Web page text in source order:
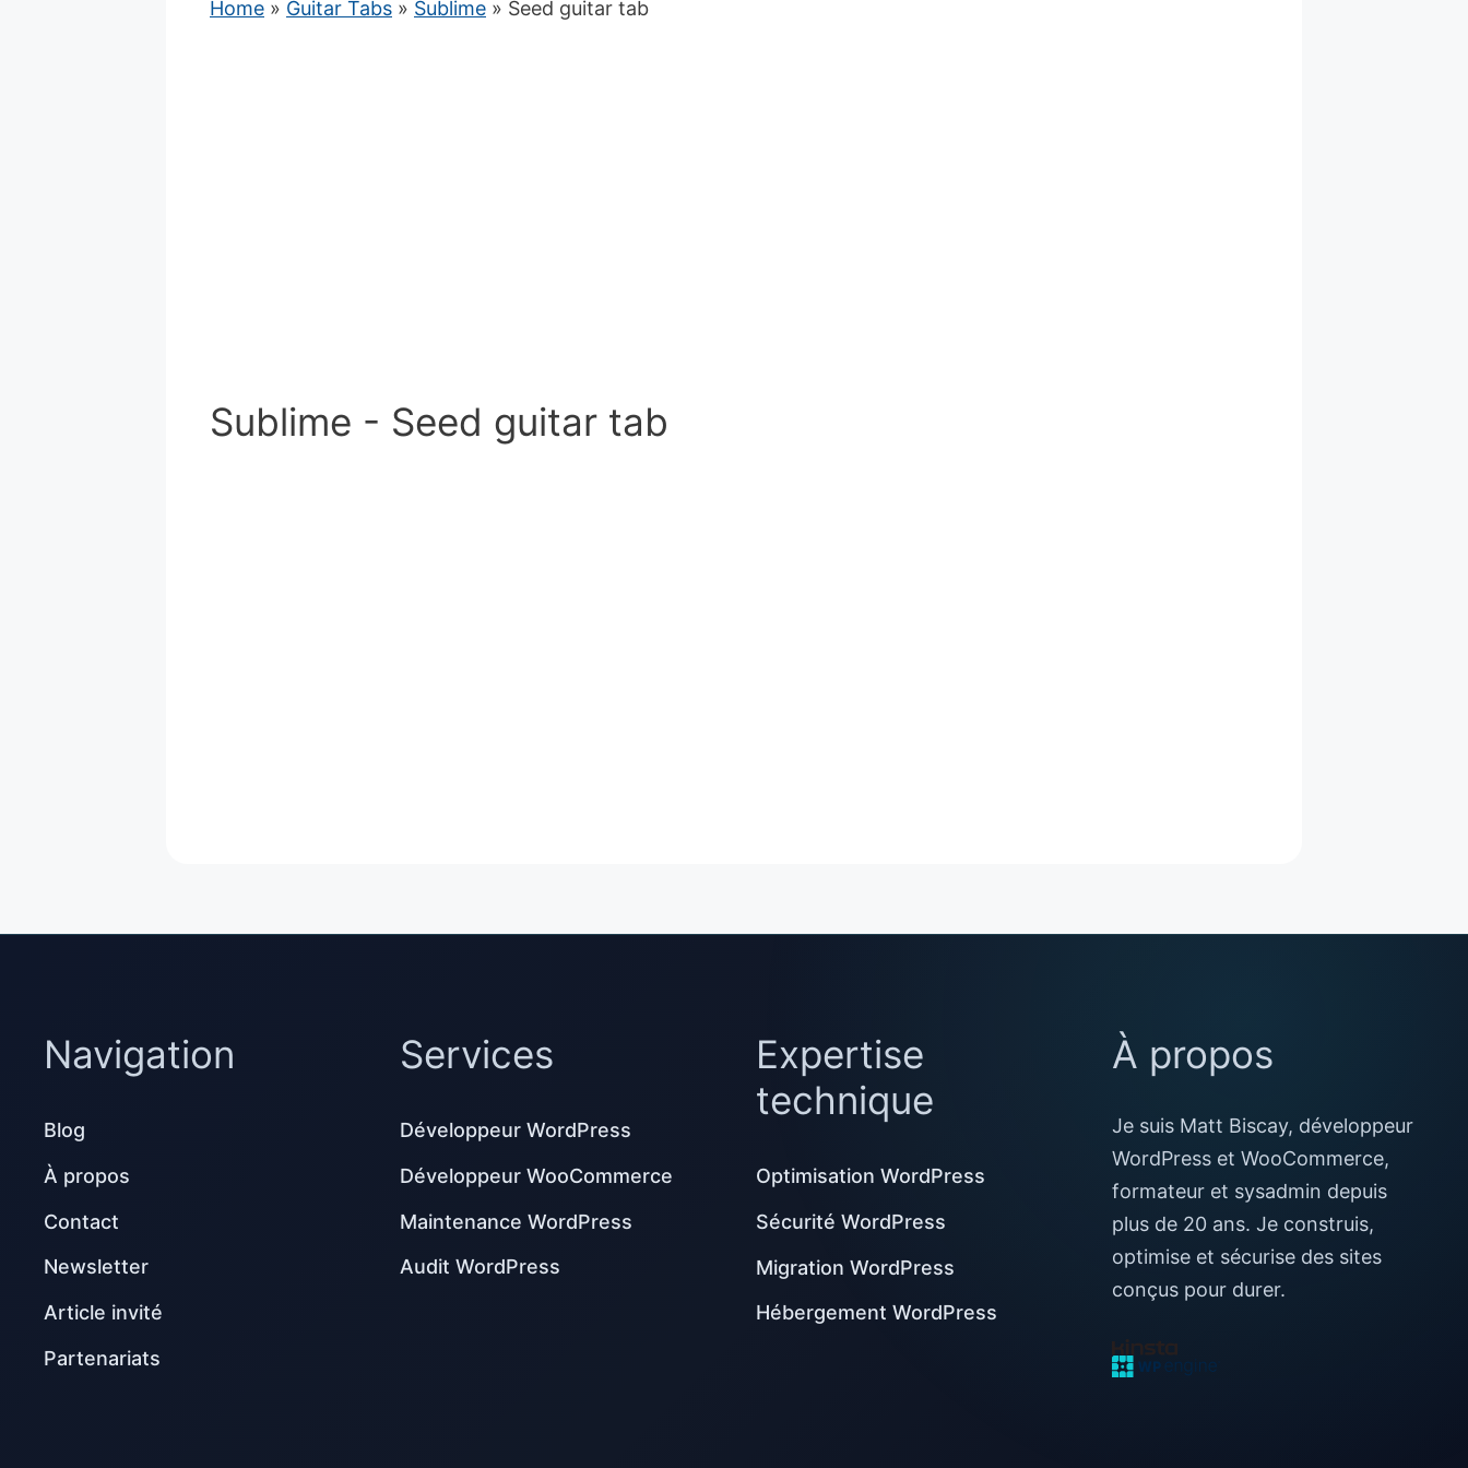
Home » Guitar Tabs » Sublime » Seed guitar tab
Sublime - Seed guitar tab
Navigation
Blog
À propos
Contact
Newsletter
Article invité
Partenariats
Services
Développeur WordPress
Développeur WooCommerce
Maintenance WordPress
Audit WordPress
Expertise
technique
Optimisation WordPress
Sécurité WordPress
Migration WordPress
Hébergement WordPress
À propos
Je suis Matt Biscay, développeur
WordPress et WooCommerce,
formateur et sysadmin depuis
plus de 20 ans. Je construis,
optimise et sécurise des sites
conçus pour durer.